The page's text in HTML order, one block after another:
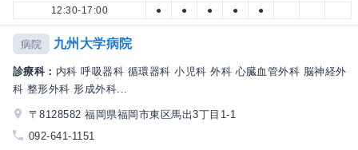
12:30-17:00
● ● ● ● ●
病院 九州大学病院
診療科： 内科 呼吸器科 循環器科 小児科 外科 心臓血管外科 脳神経外
科 整形外科 形成外科...
〒8128582 福岡県福岡市東区馬出3丁目1-1
092-641-1151